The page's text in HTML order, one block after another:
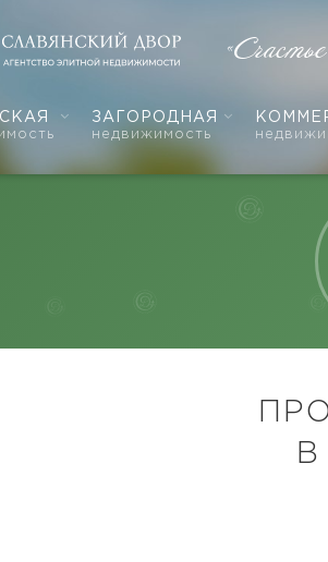
ЗАГОРОДНАЯ
недвижимость